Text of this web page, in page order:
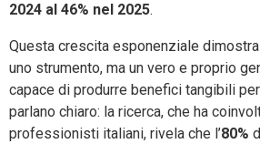
2024 al 46% nel 2025.
Questa crescita esponenziale dimostra
uno strumento, ma un vero e proprio
capace di produrre benefici tangibili
parlano chiaro: la ricerca, che ha
professionisti italiani, rivela che l’80%